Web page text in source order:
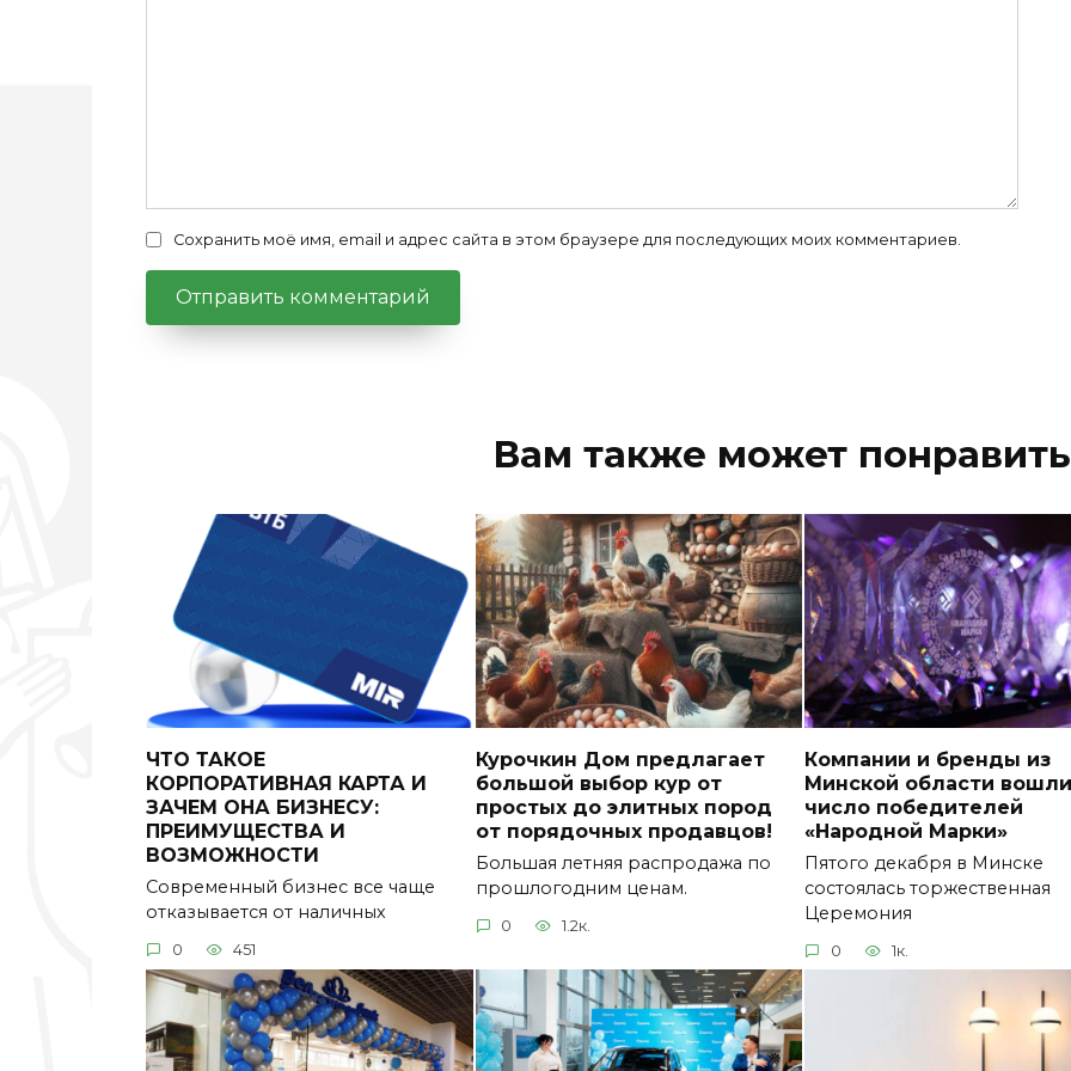
Сохранить моё имя, email и адрес сайта в этом браузере для последующих моих комментариев.
Вам также может
ЧТО ТАКОЕ
КОРПОРАТИВНАЯ КАРТА И
ЗАЧЕМ ОНА БИЗНЕСУ:
ПРЕИМУЩЕСТВА И
ВОЗМОЖНОСТИ
Современный бизнес все чаще
отказывается от наличных
0 451
Курочкин Дом предлагает
большой выбор кур от
простых до элитных пород
от порядочных продавцов!
Большая летняя распродажа по
прошлогодним ценам.
0 1.2к.
Компании и бренды из
Минской области
число победителей
«Народной Марки»
Пятого декабря в Минске
состоялась торжественная
Церемония
0 1к.